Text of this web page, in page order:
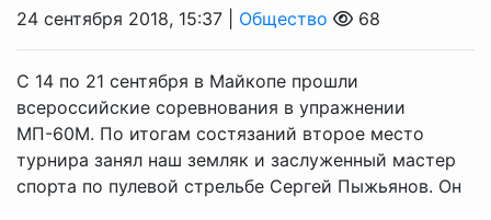
24 сентября 2018, 15:37 | Общество 68
С 14 по 21 сентября в Майкопе прошли
всероссийские соревнования в упражнении
МП-60М. По итогам состязаний второе место
турнира занял наш земляк и заслуженный мастер
спорта по пулевой стрельбе Сергей Пыжьянов. Он